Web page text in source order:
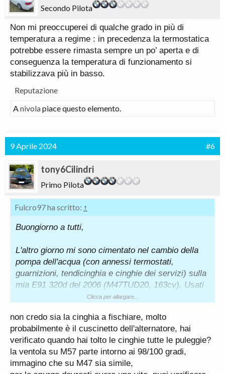
Secondo Pilota
Non mi preoccuperei di qualche grado in più di
temperatura a regime : in precedenza la termostatica
potrebbe essere rimasta sempre un po’ aperta e di
conseguenza la temperatura di funzionamento si
stabilizzava più in basso.
Reputazione
Anivolapiace questo elemento.
9 Aprile 2024 #6
tony6Cilindri
Primo Pilota
Fulcro97 ha scritto: ↑
Buongiorno a tutti,
L'altro giorno mi sono cimentato nel cambio della
pompa dell'acqua (con annessi termostati,
guarnizioni, tendicinghia e cinghie dei servizi) sulla
mia E91 320d del 2006 (M47TUD20, 163cv). Usati
solo ricambi di qualità (MAHLE, Continental, INA),
Ci sono tuttavia alcune cose per cui ho un dubbio e
volevo chiedere se qualcuno di voi avesse
esperienza in merito. Innanzitutto preciso che ho
rabboccato il liquido di raffreddamento fino a
portarlo a livello (a seguito di diversi km e prove)
Clicca per allargare...
non credo sia la cinghia a fischiare, molto
probabilmente è il cuscinetto dell'alternatore, hai
verificato quando hai tolto le cinghie tutte le puleggie?
la ventola su M57 parte intorno ai 98/100 gradi,
immagino che su M47 sia simile,